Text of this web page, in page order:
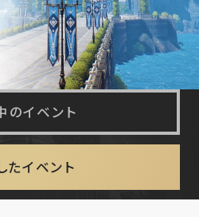
のイベント
たイベント